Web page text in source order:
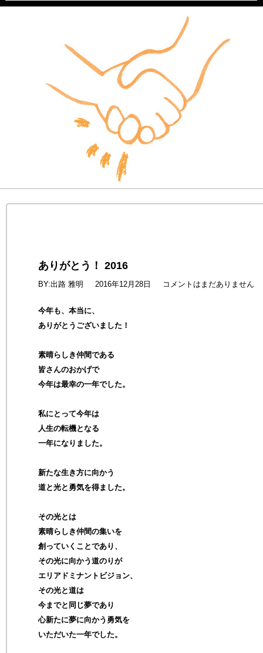
ありがとう！ 2016
BY:出路 雅明 2016年12月28日 コメントはまだありません
今年も、本当に、
ありがとうございました！
素晴らしき仲間である
皆さんのおかげで
今年は最幸の一年でした。
私にとって今年は
人生の転機となる
一年になりました。
新たな生き方に向かう
道と光と勇気を得ました。
その光とは
素晴らしき仲間の集いを
創っていくことであり、
その光に向かう道のりが
エリアドミナントビジョン、
その光と道は
今までと同じ夢であり
心新たに夢に向かう勇気を
いただいた一年でした。